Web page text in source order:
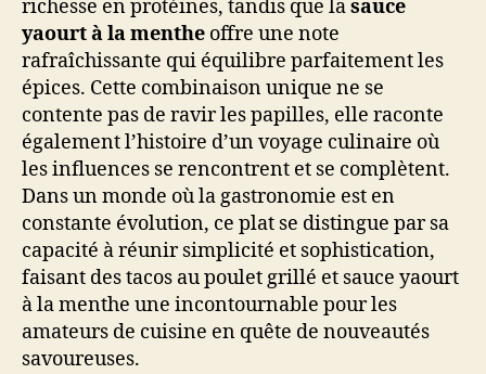
richesse en protéines, tandis que lasauce
yaourt à la menthe offre une note
rafraîchissante qui équilibre parfaitement les
épices. Cette combinaison unique ne se
contente pas de ravir les papilles, elle raconte
également l’histoire d’un voyage culinaire où
les influences se rencontrent et se complètent.
Dans un monde où la gastronomie est en
constante évolution, ce plat se distingue par sa
capacité à réunir simplicité et sophistication,
faisant des tacos au poulet grillé et sauce yaourt
à la menthe une incontournable pour les
amateurs de cuisine en quête de nouveautés
savoureuses.